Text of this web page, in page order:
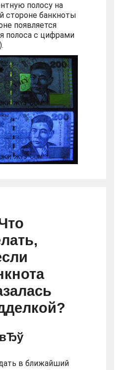
полосу на
стороне банкноты
появляется
полоса с цифрами
в ближайший